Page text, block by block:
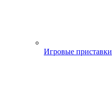
Игровые приставки